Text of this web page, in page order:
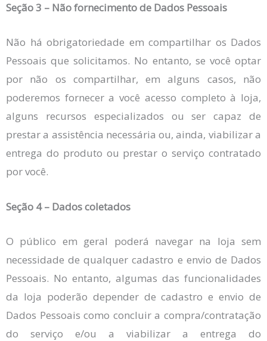
Seção 3 – Não fornecimento de Dados Pessoais
Não há obrigatoriedade em compartilhar os Dados
Pessoais que solicitamos. No entanto, se você optar
por não os compartilhar, em alguns casos, não
poderemos fornecer a você acesso completo à loja,
alguns recursos especializados ou ser capaz de
prestar a assistência necessária ou, ainda, viabilizar a
entrega do produto ou prestar o serviço contratado
por você.
Seção 4 – Dados coletados
O público em geral poderá navegar na loja sem
necessidade de qualquer cadastro e envio de Dados
Pessoais. No entanto, algumas das funcionalidades
da loja poderão depender de cadastro e envio de
Dados Pessoais como concluir a compra/contratação
do serviço e/ou a viabilizar a entrega do